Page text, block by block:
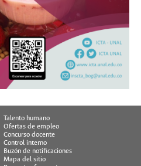
Talento humano
Ofertas de empleo
Concurso docente
Control interno
Buzón de notificaciones
Mapa del sitio